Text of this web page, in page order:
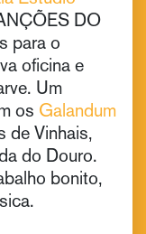
DO
para o
oficina e
Um
os Galandum
de Vinhais,
do Douro.
bonito,